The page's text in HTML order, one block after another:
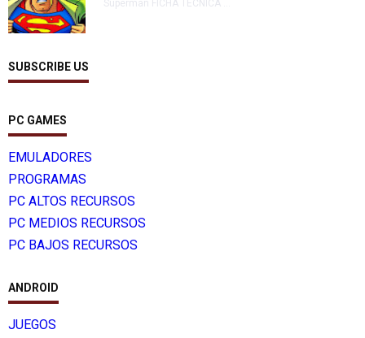
Superman FICHA TÉCNICA ...
SUBSCRIBE US
PC GAMES
EMULADORES
PROGRAMAS
PC ALTOS RECURSOS
PC MEDIOS RECURSOS
PC BAJOS RECURSOS
ANDROID
JUEGOS